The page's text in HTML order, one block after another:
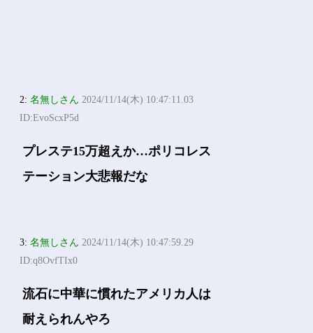
2:名無しさん 2024/11/14(木) 10:47:11.03
ID:EvoScxP5d
プレステ15万超えか…ポリコレス
テーション大悲報だな
3:名無しさん 2024/11/14(木) 10:47:59.29
ID:q8OvfTIx0
流石に中華に慣れたアメリカ人は
耐えられんやろ